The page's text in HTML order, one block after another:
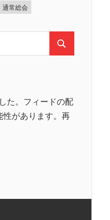
通常総会
検
た。フィードの配
性があります。再